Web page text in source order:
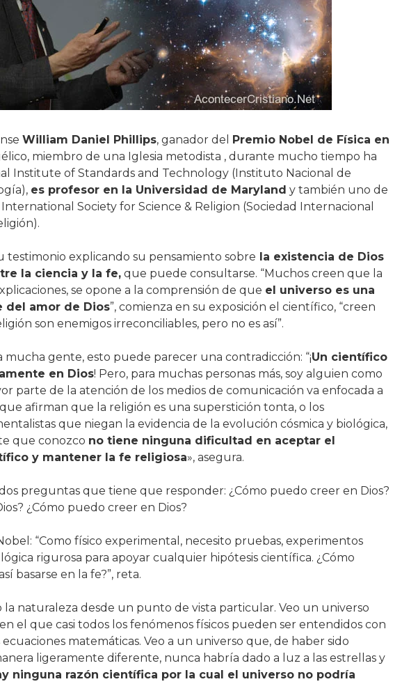
William Daniel Phillips, ganador del Premio Nobel de Física en
miembro de una Iglesia metodista , durante mucho tiempo ha
Institute of Standards and Technology (Instituto Nacional de
es profesor en la Universidad de Maryland y también uno de
Society for Science & Religion (Sociedad Internacional
testimonio explicando su pensamiento sobre la existencia de Dios
la ciencia y la fe,que puede consultarse. “Muchos creen que la
se opone a la comprensión de que el universo es una
del amor de Dios”, comienza en su exposición el científico, “creen
son enemigos irreconciliables, pero no es así”.
gente, esto puede parecer una contradicción: “¡Un científico
en Dios! Pero, para muchas personas más, soy alguien como
parte de la atención de los medios de comunicación va enfocada a
que afirman que la religión es una superstición tonta, o los
que niegan la evidencia de la evolución cósmica y biológica,
que conozco no tiene ninguna dificultad en aceptar el
y mantener la fe religiosa», asegura.
preguntas que tiene que responder: ¿Cómo puedo creer en Dios?
¿Cómo puedo creer en Dios?
“Como físico experimental, necesito pruebas, experimentos
rigurosa para apoyar cualquier hipótesis científica. ¿Cómo
basarse en la fe?”, reta.
la naturaleza desde un punto de vista particular. Veo un universo
el que casi todos los fenómenos físicos pueden ser entendidos con
ecuaciones matemáticas. Veo a un universo que, de haber sido
ligeramente diferente, nunca habría dado a luz a las estrellas y
ninguna razón científica por la cual el universo no podría